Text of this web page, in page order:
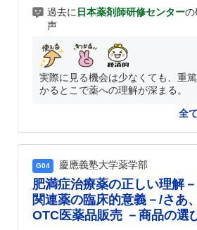
過去に 日本薬剤師研修センターの
声
実際に見る機会は少なくても、重
かるとこで薬への理解が深まる。
全
G04 慶應義塾大学薬学部
肥満症治療薬の正しい理解
関連薬の臨床的意義－/さあ
OTC医薬品販売 －商品の選